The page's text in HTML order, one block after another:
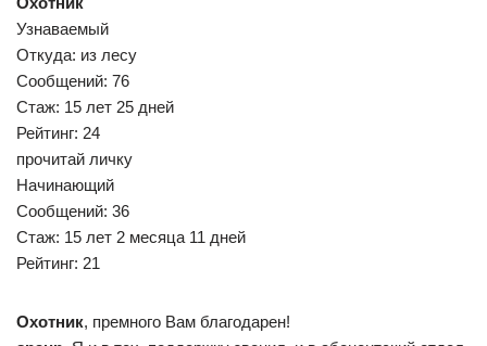
Узнаваемый
Откуда: из лесу
Сообщений: 76
Стаж: 15 лет 25 дней
Рейтинг: 24
прочитай личку
Начинающий
Сообщений: 36
Стаж: 15 лет 2 месяца 11 дней
Рейтинг: 21
Охотник, премного Вам благодарен!